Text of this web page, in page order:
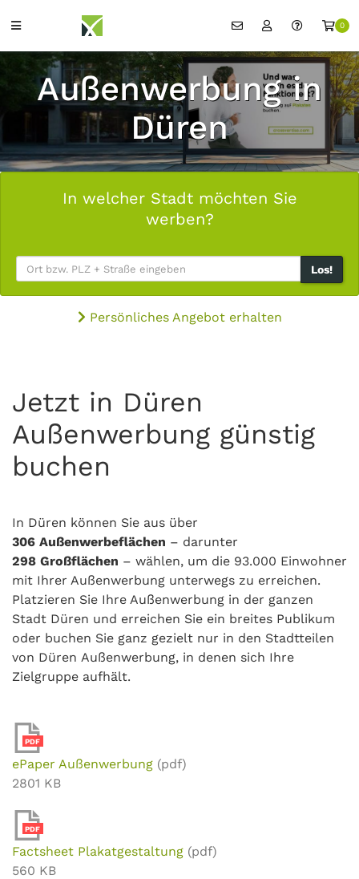
0
Außenwerbung in
Düren
In welcher Stadt möchten Sie
werben?
Los!
Persönliches Angebot erhalten
Jetzt in Düren
Außenwerbung günstig
buchen
In Düren können Sie aus über
306 Außenwerbeflächen – darunter
298 Großflächen – wählen, um die 93.000 Einwohner
mit Ihrer Außenwerbung unterwegs zu erreichen.
Platzieren Sie Ihre Außenwerbung in der ganzen
Stadt Düren und erreichen Sie ein breites Publikum
oder buchen Sie ganz gezielt nur in den Stadtteilen
von Düren Außenwerbung, in denen sich Ihre
Zielgruppe aufhält.
PDF
ePaper Außenwerbung (pdf)
2801 KB
PDF
Factsheet Plakatgestaltung (pdf)
560 KB